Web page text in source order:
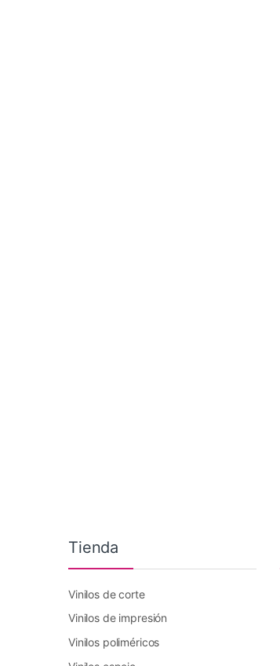
Tienda
Vinilos de corte
Vinilos de impresión
Vinilos poliméricos